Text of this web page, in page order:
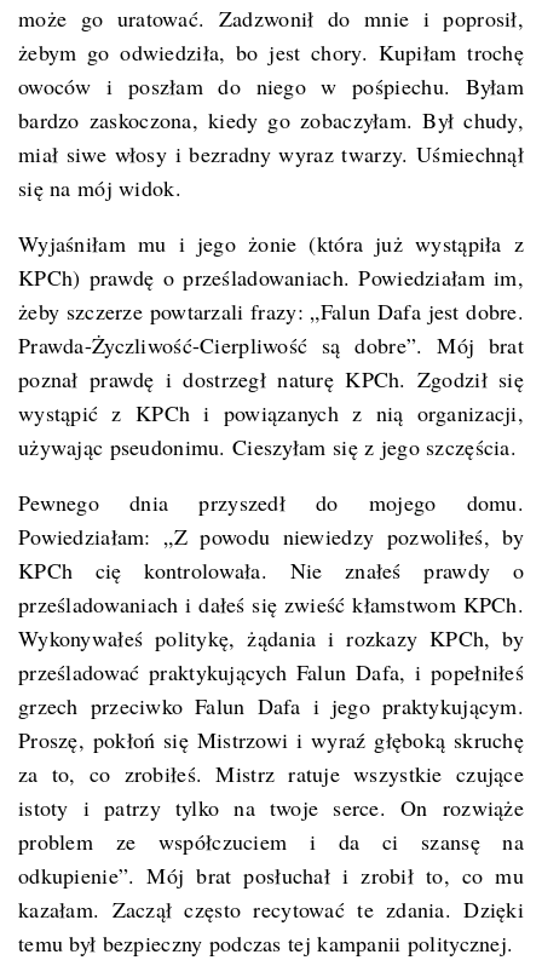
może go uratować. Zadzwonił do mnie i poprosił,
żebym go odwiedziła, bo jest chory. Kupiłam trochę
owoców i poszłam do niego w pośpiechu. Byłam
bardzo zaskoczona, kiedy go zobaczyłam. Był chudy,
miał siwe włosy i bezradny wyraz twarzy. Uśmiechnął
się na mój widok.
Wyjaśniłam mu i jego żonie (która już wystąpiła z
KPCh) prawdę o prześladowaniach. Powiedziałam im,
żeby szczerze powtarzali frazy: „Falun Dafa jest dobre.
Prawda-Życzliwość-Cierpliwość są dobre”. Mój brat
poznał prawdę i dostrzegł naturę KPCh. Zgodził się
wystąpić z KPCh i powiązanych z nią organizacji,
używając pseudonimu. Cieszyłam się z jego szczęścia.
Pewnego dnia przyszedł do mojego domu.
Powiedziałam: „Z powodu niewiedzy pozwoliłeś, by
KPCh cię kontrolowała. Nie znałeś prawdy o
prześladowaniach i dałeś się zwieść kłamstwom KPCh.
Wykonywałeś politykę, żądania i rozkazy KPCh, by
prześladować praktykujących Falun Dafa, i popełniłeś
grzech przeciwko Falun Dafa i jego praktykującym.
Proszę, pokłoń się Mistrzowi i wyraź głęboką skruchę
za to, co zrobiłeś. Mistrz ratuje wszystkie czujące
istoty i patrzy tylko na twoje serce. On rozwiąże
problem ze współczuciem i da ci szansę na
odkupienie”. Mój brat posłuchał i zrobił to, co mu
kazałam. Zaczął często recytować te zdania. Dzięki
temu był bezpieczny podczas tej kampanii politycznej.